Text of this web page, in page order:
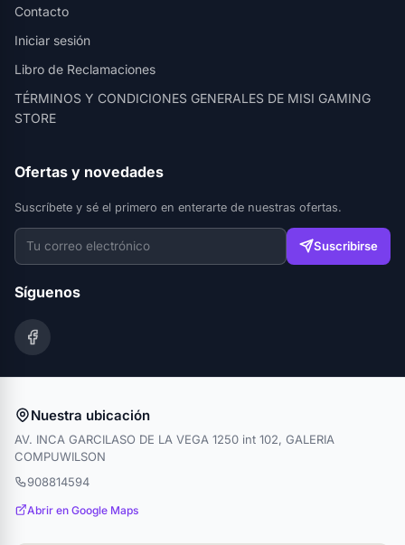
Contacto
Iniciar sesión
Libro de Reclamaciones
TÉRMINOS Y CONDICIONES GENERALES DE MISI GAMING
STORE
Ofertas y novedades
Suscríbete y sé el primero en enterarte de nuestras ofertas.
Suscribirse
Síguenos
Nuestra ubicación
AV. INCA GARCILASO DE LA VEGA 1250 int 102, GALERIA
COMPUWILSON
908814594
Abrir en Google Maps